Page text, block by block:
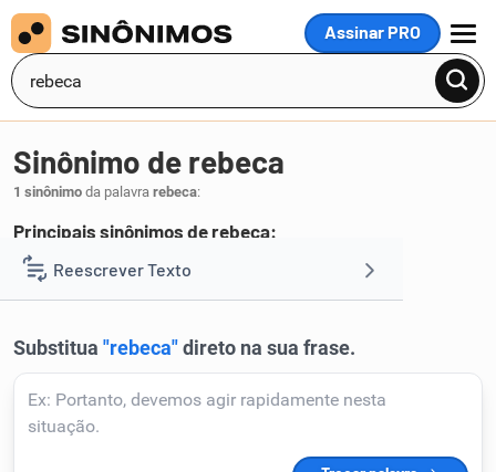
Assinar PRO
MENU
Reescrever Texto
Corrigir Texto
Sinônimo de rebeca
1 sinônimo da palavra rebeca:
Principais sinônimos de rebeca:
1 rabeca.